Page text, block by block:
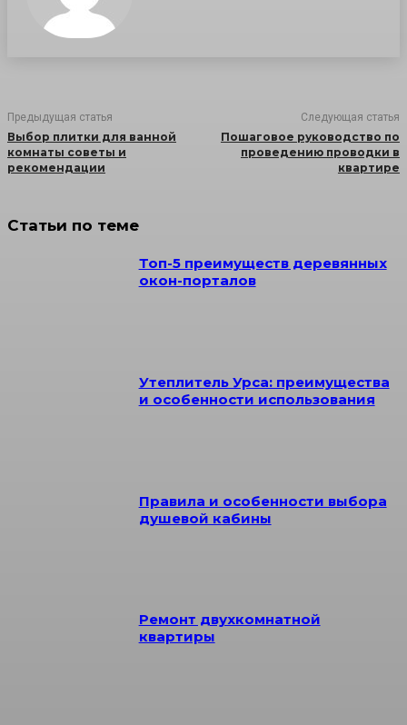
Предыдущая статья
Выбор плитки для ванной
комнаты советы и
рекомендации
Следующая статья
Пошаговое руководство по
проведению проводки в
квартире
Статьи по теме
Топ-5 преимуществ деревянных
окон-порталов
Утеплитель Урса: преимущества
и особенности использования
Правила и особенности выбора
душевой кабины
Ремонт двухкомнатной
квартиры